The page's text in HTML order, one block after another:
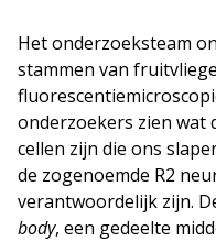
Het onderzoeksteam
stammen van
onderzoekers zien wat
cellen zijn die ons
de zogenoemde R2
verantwoordelijk zijn.
body, een gedeelte